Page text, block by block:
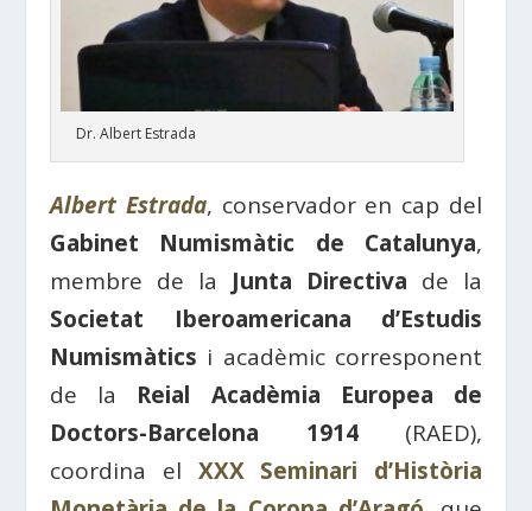
Dr. Albert Estrada
Albert Estrada, conservador en cap del
Gabinet Numismàtic de Catalunya,
membre de la Junta Directiva de la
Societat Iberoamericana d’Estudis
Numismàtics i acadèmic corresponent
de la Reial Acadèmia Europea de
Doctors-Barcelona 1914(RAED),
coordina el XXX Seminari d’Història